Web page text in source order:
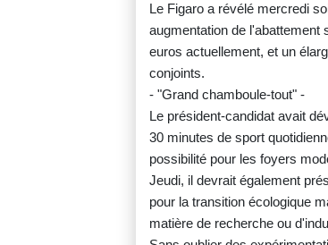
Le Figaro a révélé mercredi
augmentation de l'abattement
euros actuellement, et un
conjoints.
- "Grand chamboule-tout" -
Le président-candidat avait
30 minutes de sport
possibilité pour les foyers
Jeudi, il devrait également
pour la transition écologique
matière de recherche ou